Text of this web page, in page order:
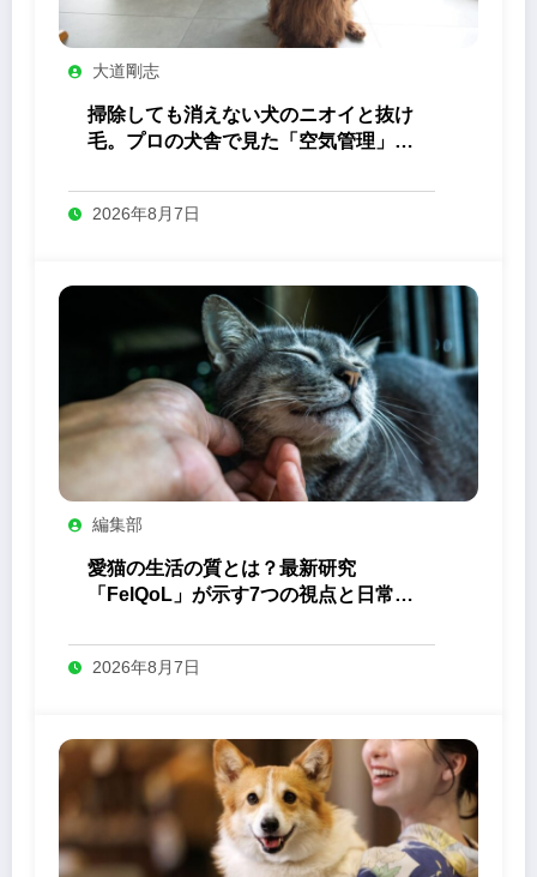
大道剛志
掃除しても消えない犬のニオイと抜け
毛。プロの犬舎で見た「空気管理」の
2026年8月7日
編集部
愛猫の生活の質とは？最新研究
「FelQoL」が示す7つの視点と日常の
2026年8月7日